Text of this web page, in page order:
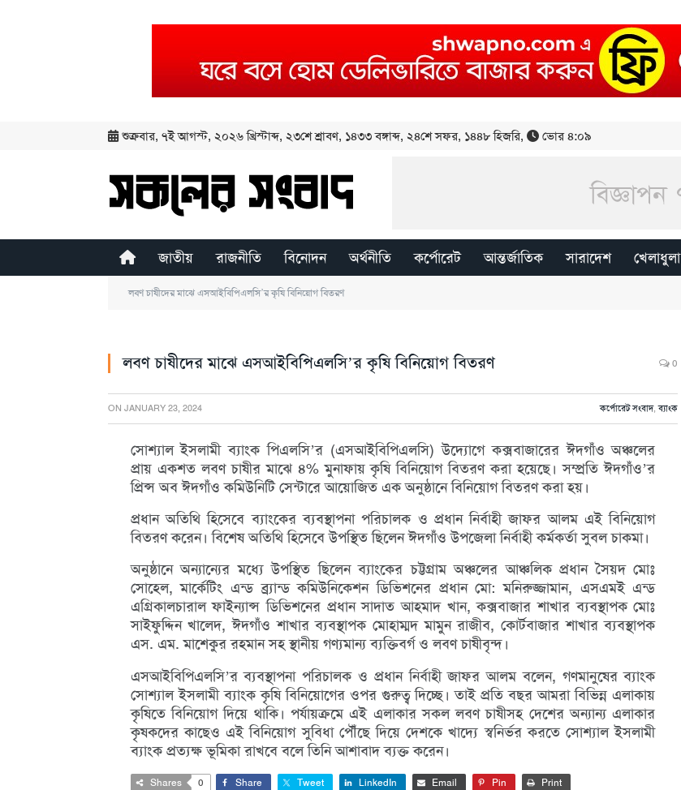
শুক্রবার, ৭ই আগস্ট, ২০২৬ খ্রিস্টাব্দ, ২৩শে শ্রাবণ, ১৪৩৩ বঙ্গাব্দ, ২৪শে সফর, ১৪৪৮ হিজরি, ভোর ৪:০৯
জাতীয় রাজনীতি বিনোদন অর্থনীতি কর্পোরেট আন্তর্জাতিক সারাদেশ খেলাধুলা
লবণ চাষীদের মাঝে এসআইবিপিএলসি’র কৃষি বিনিয়োগ বিতরণ
লবণ চাষীদের মাঝে এসআইবিপিএলসি’র কৃষি বিনিয়োগ বিতরণ 0
ON JANUARY 23, 2024 কর্পোরেট সংবাদ,ব্যাংক
সোশ্যাল ইসলামী ব্যাংক পিএলসি’র (এসআইবিপিএলসি) উদ্যোগে কক্সবাজারের ঈদগাঁও অঞ্চলের
প্রায় একশত লবণ চাষীর মাঝে ৪% মুনাফায় কৃষি বিনিয়োগ বিতরণ করা হয়েছে। সম্প্রতি ঈদগাঁও’র
প্রিন্স অব ঈদগাঁও কমিউনিটি সেন্টারে আয়োজিত এক অনুষ্ঠানে বিনিয়োগ বিতরণ করা হয়।
প্রধান অতিথি হিসেবে ব্যাংকের ব্যবস্থাপনা পরিচালক ও প্রধান নির্বাহী জাফর আলম এই বিনিয়োগ
বিতরণ করেন। বিশেষ অতিথি হিসেবে উপস্থিত ছিলেন ঈদগাঁও উপজেলা নির্বাহী কর্মকর্তা সুবল চাকমা।
অনুষ্ঠানে অন্যান্যের মধ্যে উপস্থিত ছিলেন ব্যাংকের চট্টগ্রাম অঞ্চলের আঞ্চলিক প্রধান সৈয়দ মোঃ
সোহেল, মার্কেটিং এন্ড ব্র্যান্ড কমিউনিকেশন ডিভিশনের প্রধান মো: মনিরুজ্জামান, এসএমই এন্ড
এগ্রিকালচারাল ফাইন্যান্স ডিভিশনের প্রধান সাদাত আহমাদ খান, কক্সবাজার শাখার ব্যবস্থাপক মোঃ
সাইফুদ্দিন খালেদ, ঈদগাঁও শাখার ব্যবস্থাপক মোহাম্মদ মামুন রাজীব, কোর্টবাজার শাখার ব্যবস্থাপক
এস. এম. মাশেকুর রহমান সহ স্থানীয় গণ্যমান্য ব্যক্তিবর্গ ও লবণ চাষীবৃন্দ।
এসআইবিপিএলসি’র ব্যবস্থাপনা পরিচালক ও প্রধান নির্বাহী জাফর আলম বলেন, গণমানুষের ব্যাংক
সোশ্যাল ইসলামী ব্যাংক কৃষি বিনিয়োগের ওপর গুরুত্ব দিচ্ছে। তাই প্রতি বছর আমরা বিভিন্ন এলাকায়
কৃষিতে বিনিয়োগ দিয়ে থাকি। পর্যায়ক্রমে এই এলাকার সকল লবণ চাষীসহ দেশের অন্যান্য এলাকার
কৃষকদের কাছেও এই বিনিয়োগ সুবিধা পৌঁছে দিয়ে দেশকে খাদ্যে স্বনির্ভর করতে সোশ্যাল ইসলামী
ব্যাংক প্রত্যক্ষ ভূমিকা রাখবে বলে তিনি আশাবাদ ব্যক্ত করেন।
Shares 0 Share Tweet LinkedIn Email Pin Print